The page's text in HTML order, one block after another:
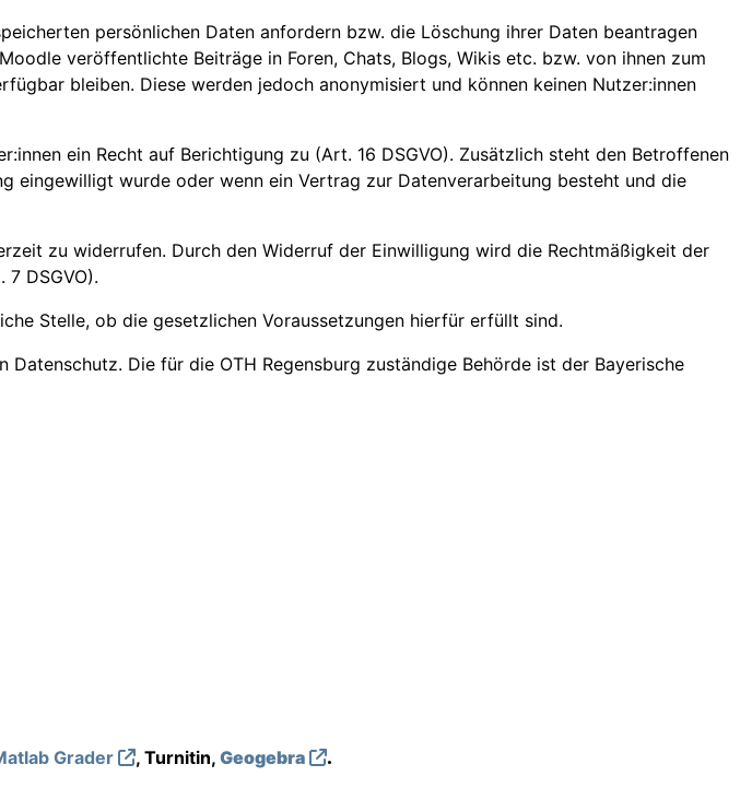
persönlichen Daten anfordern bzw. die Löschung ihrer Daten beantragen
veröffentlichte Beiträge in Foren, Chats, Blogs, Wikis etc. bzw. von ihnen zum
bleiben. Diese werden jedoch anonymisiert und können keinen Nutzer:innen
ein Recht auf Berichtigung zu (Art. 16 DSGVO). Zusätzlich steht den Betroffenen
eingewilligt wurde oder wenn ein Vertrag zur Datenverarbeitung besteht und die
zu widerrufen. Durch den Widerruf der Einwilligung wird die Rechtmäßigkeit der
DSGVO).
Stelle, ob die gesetzlichen Voraussetzungen hierfür erfüllt sind.
Die für die OTH Regensburg zuständige Behörde ist der Bayerische
Grader , Turnitin, Geogebra
.